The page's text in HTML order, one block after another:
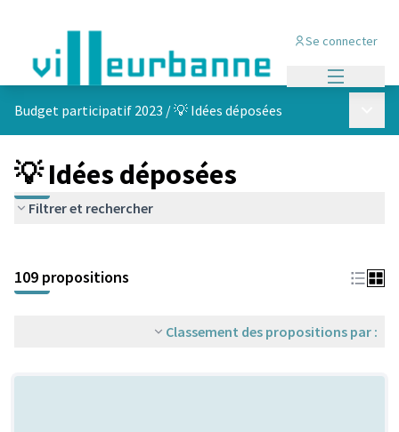
Se connecter
Budget participatif 2023 /💡 Idées déposées
💡 Idées déposées
Filtrer et rechercher
+
−
109 propositions
Classement des propositions par :